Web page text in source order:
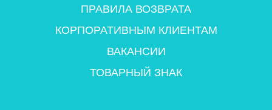
ПРАВИЛА ВОЗВРАТА
КОРПОРАТИВНЫМ КЛИЕНТАМ
ВАКАНСИИ
ТОВАРНЫЙ ЗНАК